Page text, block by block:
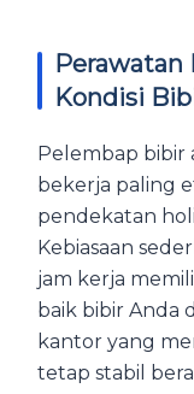
Perawatan
Kondisi
Pelembap bibir
bekerja paling
pendekatan
Kebiasaan
jam kerja
baik bibir Anda
kantor yang
tetap stabil